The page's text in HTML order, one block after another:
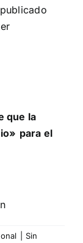
que la
para el
Sin